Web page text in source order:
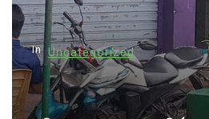
o
n
In Uncategorized